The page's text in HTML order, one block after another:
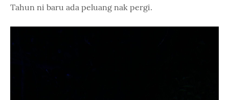
Tahun ni baru ada peluang nak pergi.